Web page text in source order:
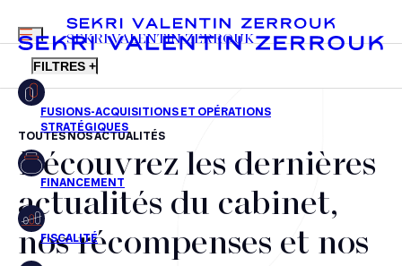
FR EN
MENU
SEKRI VALENTIN ZERROUK
FILTRES +
Fusions-acquisitions et opérations stratégiques
Financement
Fiscalité
TOUTES NOS ACTUALITÉS
Découvrez les dernières
actualités du cabinet,
nos récompenses et nos